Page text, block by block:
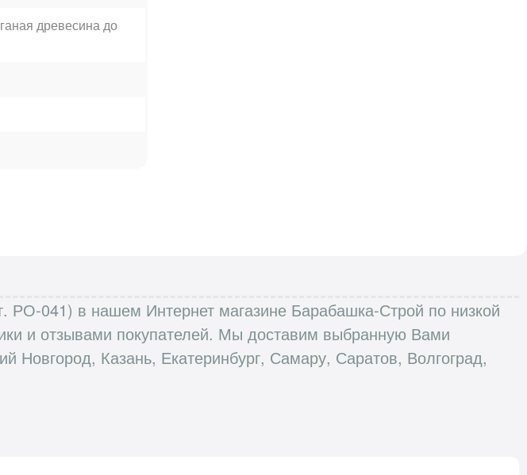
древесина до
РО-041) в нашем Интернет магазине Барабашка-Строй по низкой
и отзывами покупателей. Мы доставим выбранную Вами
Новгород, Казань, Екатеринбург, Самару, Саратов, Волгоград,